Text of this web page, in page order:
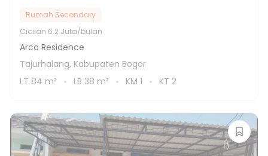
Rumah Secondary
Cicilan 6.2 Juta/bulan
Arco Residence
Tajurhalang, Kabupaten Bogor
LT 84 m² LB 38 m² KM 1 KT 2